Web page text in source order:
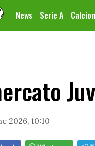
News Serie A
2026, 10:10